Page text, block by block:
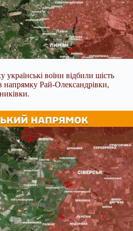
воїни відбили шість
напрямку Рай-Олександрівки,